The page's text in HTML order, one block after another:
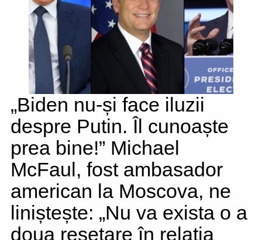
„Biden nu-și face iluzii
despre Putin. Îl cunoaște
prea bine!” Michael
McFaul, fost ambasador
american la Moscova, ne
liniștește: „Nu va exista o a
doua resetare în relația